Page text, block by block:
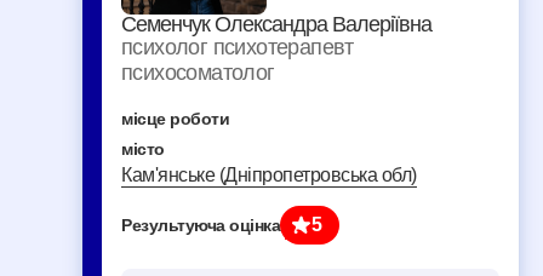
Семенчук Олександра Валеріївна
психолог психотерапевт
психосоматолог
місце роботи
місто
Кам'янське (Дніпропетровська обл)
Результуюча оцінка 5